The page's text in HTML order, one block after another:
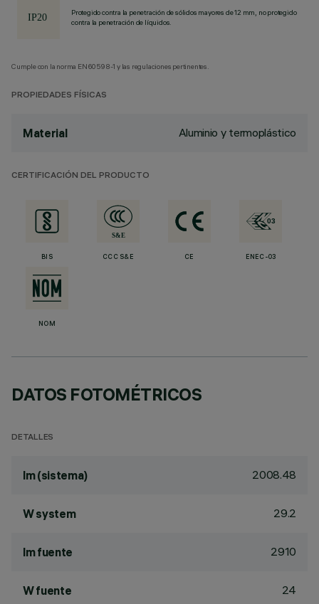
Protegido contra la penetración de sólidos mayores de 12 mm, no protegido
contra la penetración de líquidos.
Cumple con la norma EN60598-1 y las regulaciones pertinentes.
PROPIEDADES FÍSICAS
Material Aluminio y termoplástico
CERTIFICACIÓN DEL PRODUCTO
BIS CCC S&E CE ENEC-03
NOM
DATOS FOTOMÉTRICOS
DETALLES
lm (sistema) 2008.48
W system 29.2
lm fuente 2910
W fuente 24